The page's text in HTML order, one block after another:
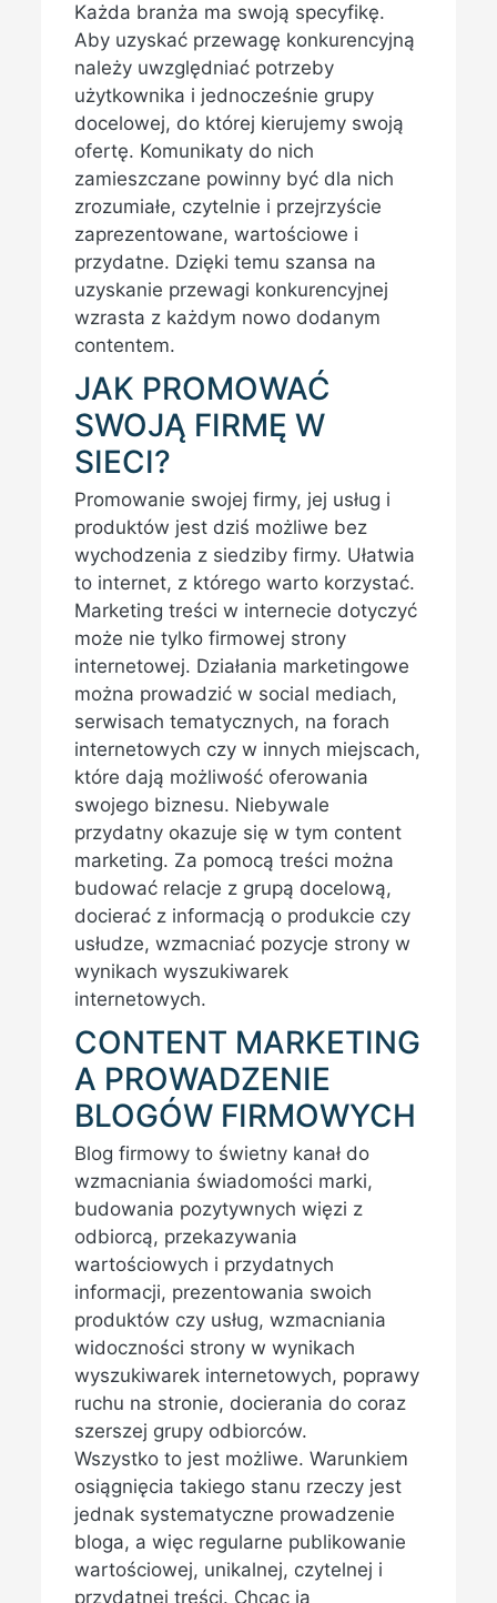
Każda branża ma swoją specyfikę.
Aby uzyskać przewagę konkurencyjną
należy uwzględniać potrzeby
użytkownika i jednocześnie grupy
docelowej, do której kierujemy swoją
ofertę. Komunikaty do nich
zamieszczane powinny być dla nich
zrozumiałe, czytelnie i przejrzyście
zaprezentowane, wartościowe i
przydatne. Dzięki temu szansa na
uzyskanie przewagi konkurencyjnej
wzrasta z każdym nowo dodanym
contentem.
JAK PROMOWAĆ
SWOJĄ FIRMĘ W
SIECI?
Promowanie swojej firmy, jej usług i
produktów jest dziś możliwe bez
wychodzenia z siedziby firmy. Ułatwia
to internet, z którego warto korzystać.
Marketing treści w internecie dotyczyć
może nie tylko firmowej strony
internetowej. Działania marketingowe
można prowadzić w social mediach,
serwisach tematycznych, na forach
internetowych czy w innych miejscach,
które dają możliwość oferowania
swojego biznesu. Niebywale
przydatny okazuje się w tym content
marketing. Za pomocą treści można
budować relacje z grupą docelową,
docierać z informacją o produkcie czy
usłudze, wzmacniać pozycje strony w
wynikach wyszukiwarek
internetowych.
CONTENT MARKETING
A PROWADZENIE
BLOGÓW FIRMOWYCH
Blog firmowy to świetny kanał do
wzmacniania świadomości marki,
budowania pozytywnych więzi z
odbiorcą, przekazywania
wartościowych i przydatnych
informacji, prezentowania swoich
produktów czy usług, wzmacniania
widoczności strony w wynikach
wyszukiwarek internetowych, poprawy
ruchu na stronie, docierania do coraz
szerszej grupy odbiorców.
Wszystko to jest możliwe. Warunkiem
osiągnięcia takiego stanu rzeczy jest
jednak systematyczne prowadzenie
bloga, a więc regularne publikowanie
wartościowej, unikalnej, czytelnej i
przydatnej treści. Chcąc ją